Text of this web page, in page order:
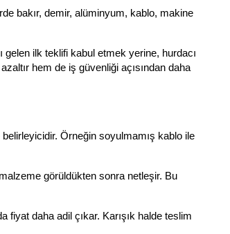
bakır, demir, alüminyum, kablo, makine
gelen ilk teklifi kabul etmek yerine, hurdacı
hem de iş güvenliği açısından daha
Örneğin soyulmamış kablo ile
görüldükten sonra netleşir. Bu
fiyat daha adil çıkar. Karışık halde teslim